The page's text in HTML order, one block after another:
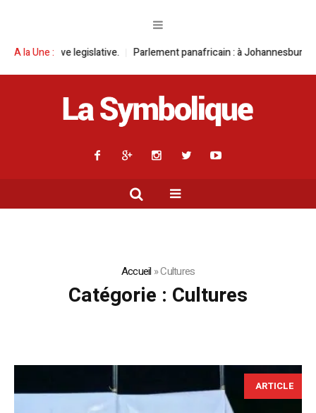
A la Une :Parlement panafricain : à Johannesburg, Aimé Boji Sangara
Accueil »Cultures
Catégorie : Cultures
ARTICLE